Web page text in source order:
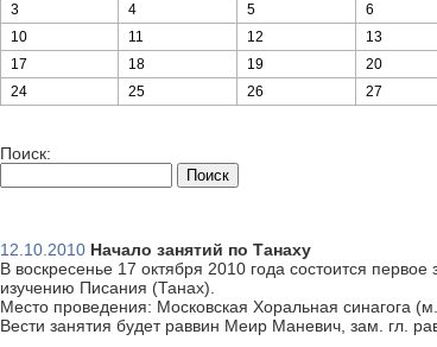
3
4 5 6
10
11 12 13
17
18 19 20
24
25 26 27
Поиск:
12.10.2010 Начало занятий по Танаху
В воскресенье 17 октября 2010 года состоится
изучению Писания (Танах).
Место проведения: Московская Хоральная синагога (м.
Вести занятия будет раввин Меир Маневич, зам. гл.